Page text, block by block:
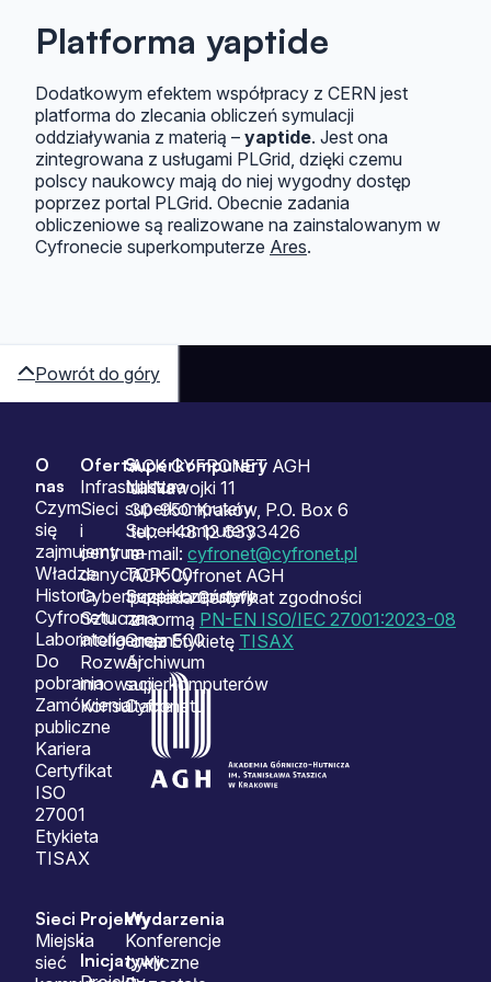
Platforma yaptide
Dodatkowym efektem współpracy z CERN jest
platforma do zlecania obliczeń symulacji
oddziaływania z materią – yaptide. Jest ona
zintegrowana z usługami PLGrid, dzięki czemu
polscy naukowcy mają do niej wygodny dostęp
poprzez portal PLGrid. Obecnie zadania
obliczeniowe są realizowane na zainstalowanym w
Cyfronecie superkomputerze Ares.
Powrót do góry
Sitemap
O
nas
Czym
się
zajmujemy
Władze
Historia
Cyfronetu
Laboratoria
Do
pobrania
Zamówienia
publiczne
Kariera
Certyfikat
ISO
27001
Etykieta
TISAX
Oferta
Infrastruktura
Sieci
i
centrum
danych
Cyberbezpieczeństwo
Sztuczna
inteligencja
Rozwój
innowacji
Konsultacje
Superkomputery
Nasze
superkomputery
Superkomputery
na
TOP500
Superkomputery
na
Green500
Archiwum
superkomputerów
Cyfronetu
Sieci
Miejska
sieć
Projekty
i
Inicjatywy
Wydarzenia
Konferencje
cykliczne
ACK CYFRONET AGH
ul. Nawojki 11
30-950 Kraków, P.O. Box 6
tel.: +48 12 6333426
e-mail: cyfronet@cyfronet.pl
ACK Cyfronet AGH
posiada Certyfikat zgodności
z normą PN-EN ISO/IEC 27001:2023-08
oraz Etykietę TISAX